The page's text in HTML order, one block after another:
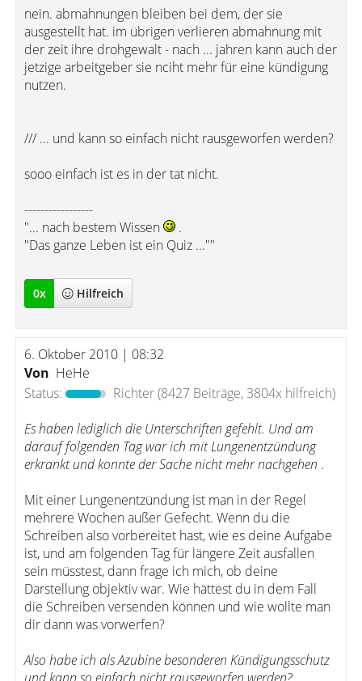
nein. abmahnungen bleiben bei dem, der sie
ausgestellt hat. im übrigen verlieren abmahnung mit
der zeit ihre drohgewalt - nach ... jahren kann auch der
jetzige arbeitgeber sie nciht mehr für eine kündigung
nutzen.
/// ... und kann so einfach nicht rausgeworfen werden?
sooo einfach ist es in der tat nicht.
-----------------
"... nach bestem Wissen
.
"Das ganze Leben ist ein Quiz ...""
0x Hilfreich
6. Oktober 2010 | 08:32
Von HeHe
Status:
Richter(8427 Beiträge, 3804x hilfreich)
Es haben lediglich die Unterschriften gefehlt. Und am
darauf folgenden Tag war ich mit Lungenentzündung
erkrankt und konnte der Sache nicht mehr nachgehen .
Mit einer Lungenentzündung ist man in der Regel
mehrere Wochen außer Gefecht. Wenn du die
Schreiben also vorbereitet hast, wie es deine Aufgabe
ist, und am folgenden Tag für längere Zeit ausfallen
sein müsstest, dann frage ich mich, ob deine
Darstellung objektiv war. Wie hättest du in dem Fall
die Schreiben versenden können und wie wollte man
dir dann was vorwerfen?
Also habe ich als Azubine besonderen Kündigungsschutz
und kann so einfach nicht rausgeworfen werden?